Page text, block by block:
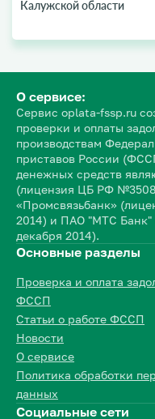
Калужской области
О сервисе:
Сервис oplata-fssp.ru
проверки и оплаты
производствам
приставов России
денежных средств
(лицензия ЦБ РФ
«Промсвязьбанк»
2014) и ПАО "МТС
декабря 2014).
Основные разделы
Проверка и оплата
ФССП
Статьи о работе ФССП
Новости
О сервисе
Политика обработки
данных
Социальные сети